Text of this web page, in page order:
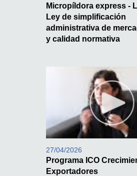
Micropíldora express -
Ley de simplificación
administrativa de
y calidad normativa
27/04/2026
Programa ICO
Exportadores